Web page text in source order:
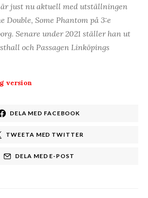
just nu aktuell med utställningen
Double, Some Phantom på 3:e
. Senare under 2021 ställer han ut
och Passagen Linköpings
version
DELA MED FACEBOOK
TWEETA MED TWITTER
DELA MED E-POST